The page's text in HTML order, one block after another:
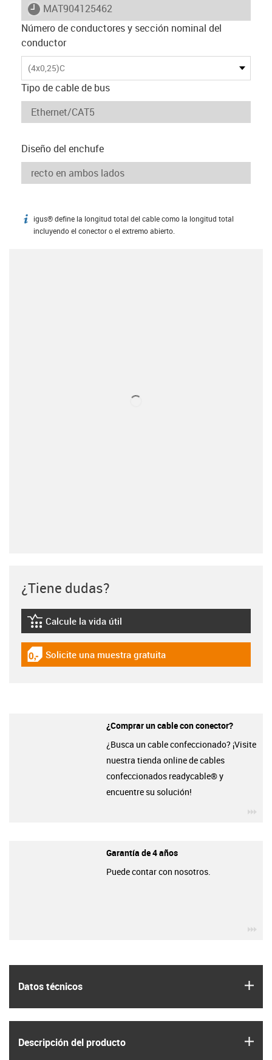
igus-icon-lieferzeit
MAT904125462
Número de conductores y sección nominal del
conductor
(4x0,25)C
Tipo de cable de bus
Diseño del enchufe
igus-icon-info
igus® define la longitud total del cable como la longitud total
incluyendo el conector o el extremo abierto.
Datos técnicos
Descripción del producto
¿Tiene dudas?
igus-icon-lebensdauerrechner
Calcule la vida útil
igus-icon-gratismuster
Solicite una muestra gratuita
¿Comprar un cable con conector?
¿Busca un cable confeccionado? ¡Visite
nuestra tienda online de cables
confeccionados readycable® y
encuentre su solución!
Garantía de 4 años
Puede contar con nosotros.